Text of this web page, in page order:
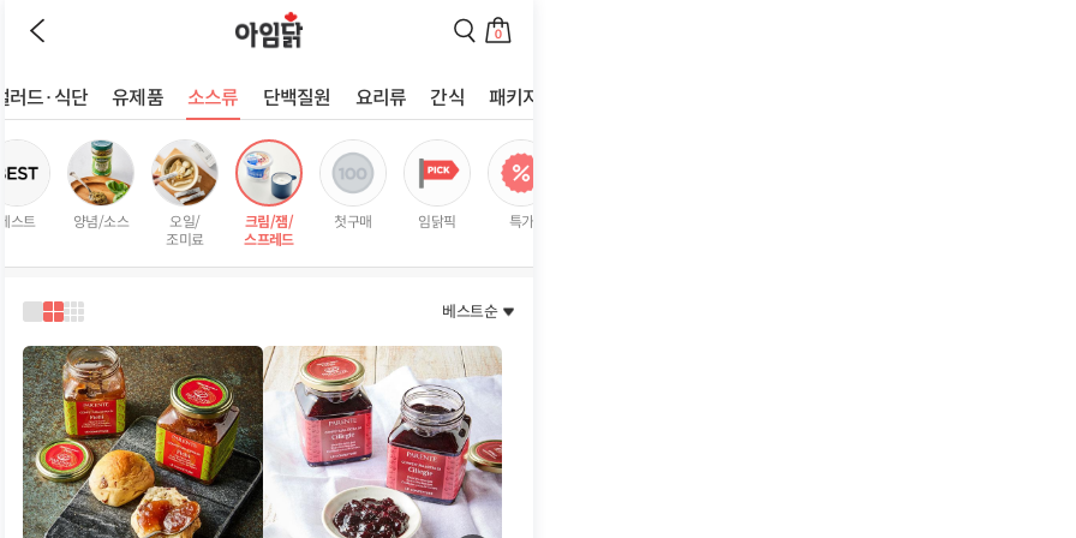
전
지
로
하
색
지
로
하
0
바
로
이
동
샐러드·식단 유제품 소스류 단백질원 요리류 간식
패키지
리
스
트
베스트 양념/소스
오일/
조미료
크림/잼/
스프레드
첫구매 임닭픽 특가
1
열
로
보
기
2
열
로
보
기
3
열
로
보
기
베스트순